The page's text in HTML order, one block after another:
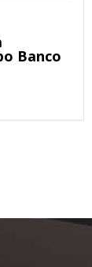
Banco